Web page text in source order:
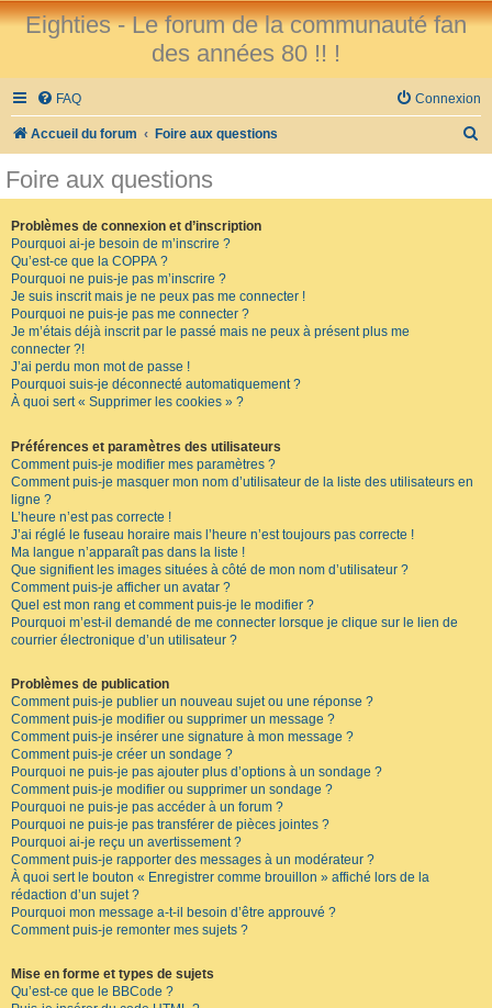
Eighties - Le forum de la communauté fan
des années 80 !! !
FAQ Connexion
Accueil du forum Foire aux questions
Foire aux questions
Problèmes de connexion et d’inscription
Pourquoi ai-je besoin de m’inscrire ?
Qu’est-ce que la COPPA ?
Pourquoi ne puis-je pas m’inscrire ?
Je suis inscrit mais je ne peux pas me connecter !
Pourquoi ne puis-je pas me connecter ?
Je m’étais déjà inscrit par le passé mais ne peux à présent plus me
connecter ?!
J’ai perdu mon mot de passe !
Pourquoi suis-je déconnecté automatiquement ?
À quoi sert « Supprimer les cookies » ?
Préférences et paramètres des utilisateurs
Comment puis-je modifier mes paramètres ?
Comment puis-je masquer mon nom d’utilisateur de la liste des utilisateurs en
ligne ?
L’heure n’est pas correcte !
J’ai réglé le fuseau horaire mais l’heure n’est toujours pas correcte !
Ma langue n’apparaît pas dans la liste !
Que signifient les images situées à côté de mon nom d’utilisateur ?
Comment puis-je afficher un avatar ?
Quel est mon rang et comment puis-je le modifier ?
Pourquoi m’est-il demandé de me connecter lorsque je clique sur le lien de
courrier électronique d’un utilisateur ?
Problèmes de publication
Comment puis-je publier un nouveau sujet ou une réponse ?
Comment puis-je modifier ou supprimer un message ?
Comment puis-je insérer une signature à mon message ?
Comment puis-je créer un sondage ?
Pourquoi ne puis-je pas ajouter plus d’options à un sondage ?
Comment puis-je modifier ou supprimer un sondage ?
Pourquoi ne puis-je pas accéder à un forum ?
Pourquoi ne puis-je pas transférer de pièces jointes ?
Pourquoi ai-je reçu un avertissement ?
Comment puis-je rapporter des messages à un modérateur ?
À quoi sert le bouton « Enregistrer comme brouillon » affiché lors de la
rédaction d’un sujet ?
Pourquoi mon message a-t-il besoin d’être approuvé ?
Comment puis-je remonter mes sujets ?
Mise en forme et types de sujets
Qu’est-ce que le BBCode ?